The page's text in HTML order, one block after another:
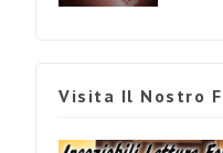
Visita Il Nostro